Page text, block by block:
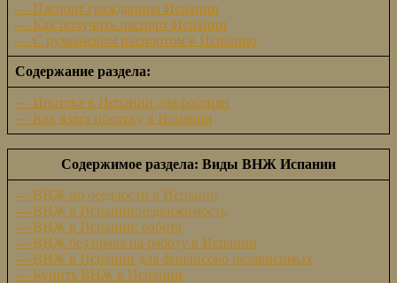
— Паспорт гражданина Испании
— Как получить паспорт Испании
— С румынским паспортом в Испанию
Содержание раздела:
— Ипотека в Испании для россиян
— Как взять ипотеку в Испании
Содержимое раздела: Виды ВНЖ Испании
— ВНЖ по оседлости в Испании
— ВНЖ в Испании:недвижимость
— ВНЖ в Испании: работа
— ВНЖ без права на работу в Испании
— ВНЖ в Испании для финансово независимых
— Купить ВНЖ в Испании